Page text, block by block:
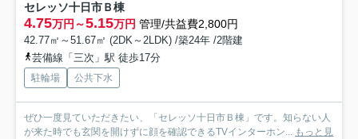
セレッソ十日市Ｂ棟
4.75万円～5.15万円 管理/共益費2,800円
42.77㎡～51.67㎡ (2DK～2LDK) /築24年 /2階建
芸備線「三次」駅 徒歩17分
駐輪場 公共下水
ぜひ一度見ていただきたい、「セレッソ十日市Ｂ棟」です。知らない人
が来た時でも玄関を開けずに顔を確認できるTVインターホン... もっと見